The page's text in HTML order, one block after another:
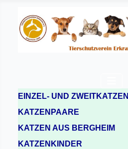
EINZEL- UND ZWEITKATZEN
KATZENPAARE
KATZEN AUS BERGHEIM
KATZENKINDER